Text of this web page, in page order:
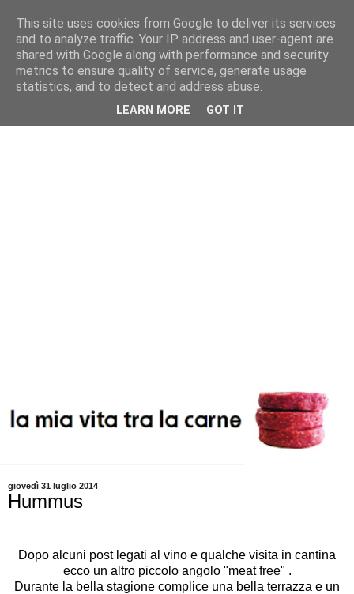
giovedì 31 luglio 2014
Hummus
Dopo alcuni post legati al vino e qualche visita in cantina
ecco un altro piccolo angolo "meat free" .
Durante la bella stagione complice una bella terrazza e un
This site uses cookies from Google to deliver its services
and to analyze traffic. Your IP address and user-agent are
shared with Google along with performance and security
metrics to ensure quality of service, generate usage
statistics, and to detect and address abuse.
LEARN MORE GOT IT